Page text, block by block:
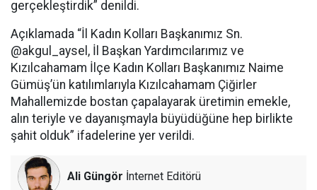
gerçekleştirdik” denildi.
Açıklamada “İl Kadın Kolları Başkanımız Sn.
@akgul_aysel, İl Başkan Yardımcılarımız ve
Kızılcahamam İlçe Kadın Kolları Başkanımız Naime
Gümüş’ün katılımlarıyla Kızılcahamam Çiğirler
Mahallemizde bostan çapalayarak üretimin emekle,
alın teriyle ve dayanışmayla büyüdüğüne hep birlikte
şahit olduk” ifadelerine yer verildi.
Ali Güngör İnternet Editörü